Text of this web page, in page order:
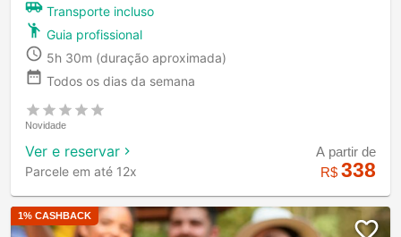
Transporte incluso
Guia profissional
5h 30m (duração aproximada)
Todos os dias da semana
Novidade
Ver e reservar
Parcele em até 12x
A partir de
R$ 338
1% CASHBACK